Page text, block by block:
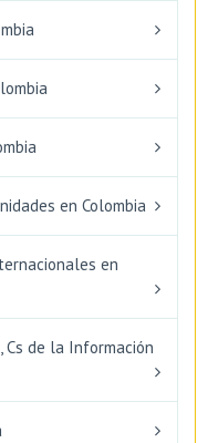
en Colombia
en
Cs de la Información